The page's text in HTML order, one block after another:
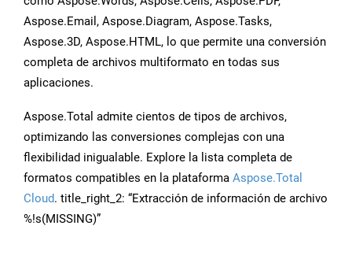
Aspose.Email, Aspose.Diagram, Aspose.Tasks,
Aspose.3D, Aspose.HTML, lo que permite una conversión
completa de archivos multiformato en todas sus
aplicaciones.
Aspose.Total admite cientos de tipos de archivos,
optimizando las conversiones complejas con una
flexibilidad inigualable. Explore la lista completa de
formatos compatibles en la plataforma Aspose.Total
Cloud. title_right_2: “Extracción de información de archivo
%!s(MISSING)”